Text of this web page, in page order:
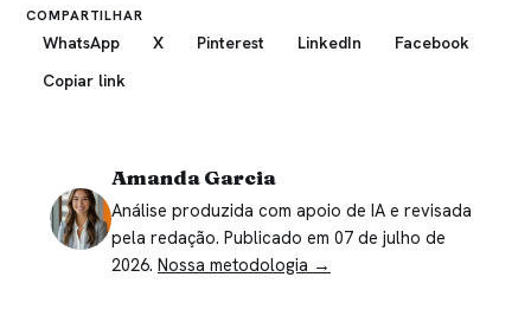
COMPARTILHAR
WhatsApp X Pinterest LinkedIn
Facebook
Copiar link
Amanda Garcia
Análise produzida com apoio de IA e revisada
pela redação. Publicado em 07 de julho de
2026. Nossa metodologia →